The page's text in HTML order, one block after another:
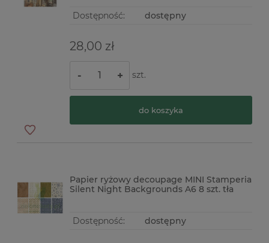
Dostępność: dostępny
28,00 zł
- + szt.
do koszyka
Papier ryżowy decoupage MINI Stamperia
Silent Night Backgrounds A6 8 szt. tła
Dostępność: dostępny